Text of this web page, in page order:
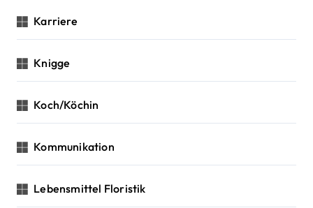
Karriere
Knigge
Koch/Köchin
Kommunikation
Lebensmittel Floristik